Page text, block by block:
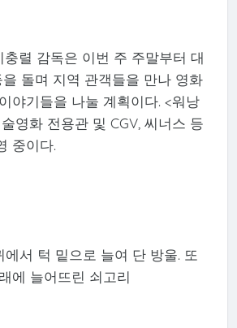
충렬 감독은 이번 주 주말부터 대
을 돌며 지역 관객들을 만나 영화
야기들을 나눌 계획이다. <워낭
영화 전용관 및 CGV, 씨너스 등
중이다.
서 턱 밑으로 늘여 단 방울. 또
에 늘어뜨린 쇠고리